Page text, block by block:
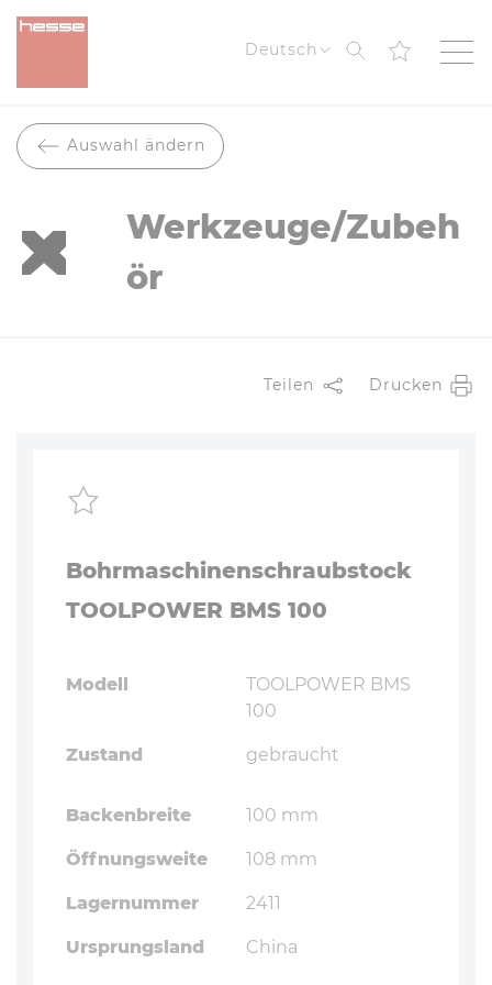
Deutsch Suche
Auswahl ändern
Werkzeuge/Zubeh
ör
Teilen Drucken
Bohrmaschinenschraubstock
TOOLPOWER BMS 100
Modell
TOOLPOWER BMS
100
Zustand gebraucht
Backenbreite 100 mm
Öffnungsweite 108 mm
Lagernummer 2411
Ursprungsland China